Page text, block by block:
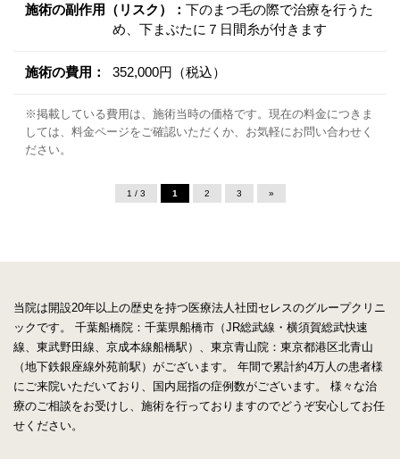
施術の副作用（リスク）： 下のまつ毛の際で治療を行うた
め、下まぶたに７日間糸が付きます
施術の費用： 352,000円（税込）
※掲載している費用は、施術当時の価格です。現在の料金につきま
しては、料金ページをご確認いただくか、お気軽にお問い合わせく
ださい。
1 / 3 1 2 3 »
当院は開設20年以上の歴史を持つ医療法人社団セレスのグループクリニ
ックです。
千葉船橋院：千葉県船橋市（JR総武線・横須賀総武快速
線、東武野田線、京成本線船橋駅）、東京青山院：東京都港区北青山
（地下鉄銀座線外苑前駅）がございます。
年間で累計約4万人の患者様
にご来院いただいており、国内屈指の症例数がございます。
様々な治
療のご相談をお受けし、施術を行っておりますのでどうぞ安心してお任
せください。